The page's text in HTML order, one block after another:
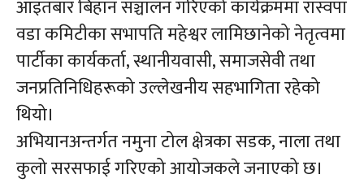
आइतबार बिहान सञ्चालन गरिएको कार्यक्रममा रास्वपा
वडा कमिटीका सभापति महेश्वर लामिछानेको नेतृत्वमा
पार्टीका कार्यकर्ता, स्थानीयवासी, समाजसेवी तथा
जनप्रतिनिधिहरूको उल्लेखनीय सहभागिता रहेको
थियो।
अभियानअन्तर्गत नमुना टोल क्षेत्रका सडक, नाला तथा
कुलो सरसफाई गरिएको आयोजकले जनाएको छ।